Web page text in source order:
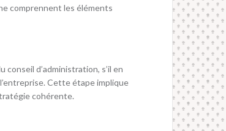
comprennent les éléments
d’administration, s’il en
Cette étape implique
cohérente.